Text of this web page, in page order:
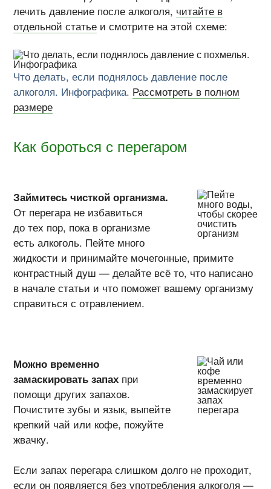
лечить давление после алкоголя, читайте в
отдельной статье и смотрите на этой схеме:
Что делать, если поднялось давление после
алкоголя. Инфографика. Рассмотреть в полном
размере
Как бороться с перегаром
Займитесь чисткой организма.
От перегара не избавиться
до тех пор, пока в организме
есть алкоголь. Пейте много
жидкости и принимайте мочегонные, примите
контрастный душ — делайте всё то, что написано
в начале статьи и что поможет вашему организму
справиться с отравлением.
Можно временно
замаскировать запах при
помощи других запахов.
Почистите зубы и язык, выпейте
крепкий чай или кофе, пожуйте
жвачку.
Если запах перегара слишком долго не проходит,
если он появляется без употребления алкоголя —